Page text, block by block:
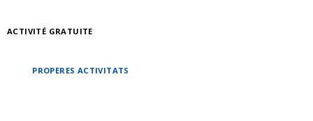
ACTIVITÉ GRATUITE
PROPERES ACTIVITATS